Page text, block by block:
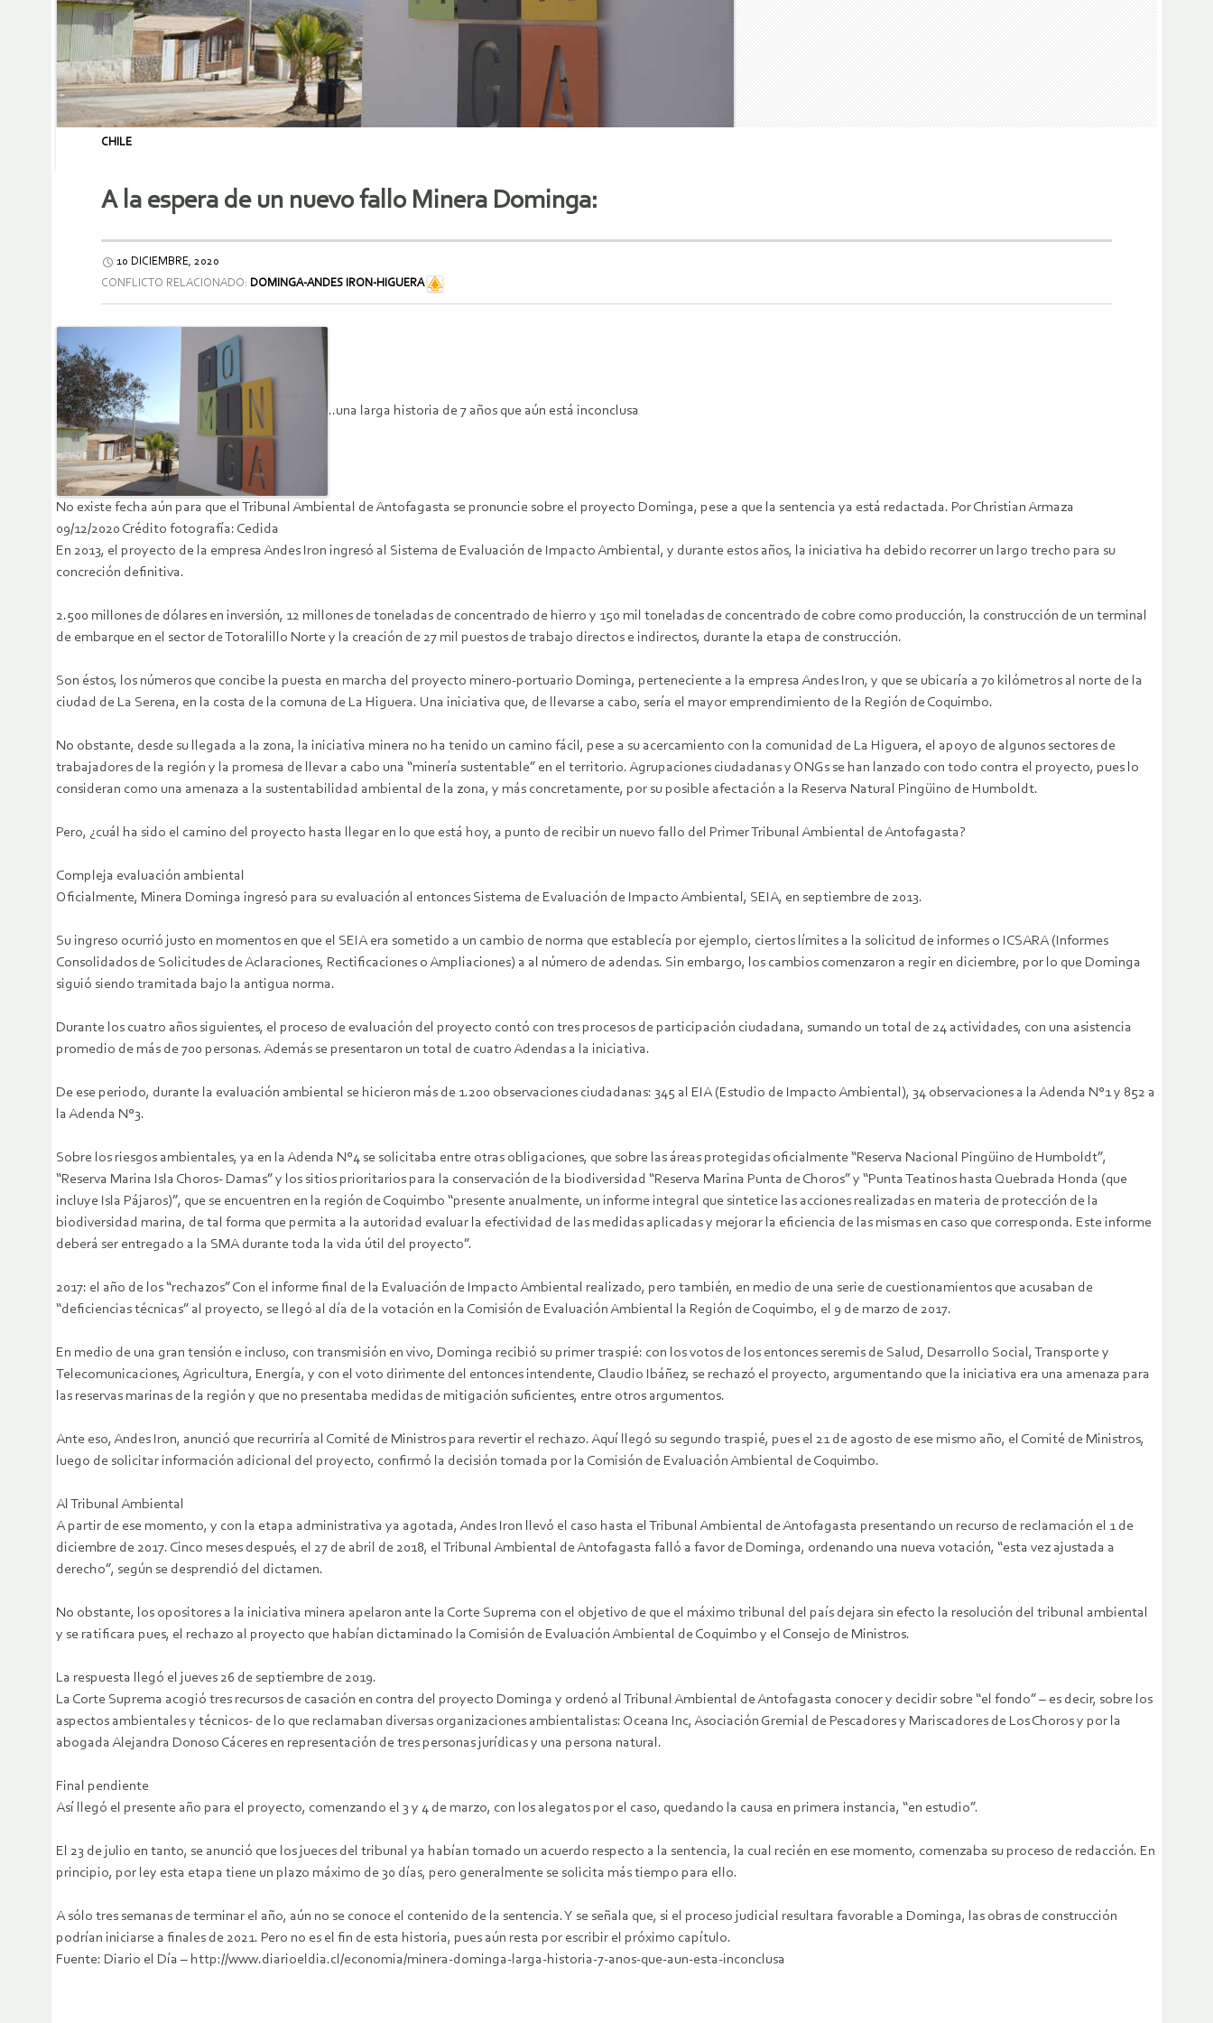
CHILE
A la espera de un nuevo fallo Minera Dominga:
10 DICIEMBRE, 2020
CONFLICTO RELACIONADO: DOMINGA-ANDES IRON-HIGUERA
..una larga historia de 7 años que aún está inconclusa
No existe fecha aún para que el Tribunal Ambiental de Antofagasta se pronuncie sobre el proyecto Dominga, pese a que la sentencia ya está redactada. Por Christian Armaza
09/12/2020 Crédito fotografía: Cedida
En 2013, el proyecto de la empresa Andes Iron ingresó al Sistema de Evaluación de Impacto Ambiental, y durante estos años, la iniciativa ha debido recorrer un largo trecho para su
concreción definitiva.
2.500 millones de dólares en inversión, 12 millones de toneladas de concentrado de hierro y 150 mil toneladas de concentrado de cobre como producción, la construcción de un terminal
de embarque en el sector de Totoralillo Norte y la creación de 27 mil puestos de trabajo directos e indirectos, durante la etapa de construcción.
Son éstos, los números que concibe la puesta en marcha del proyecto minero-portuario Dominga, perteneciente a la empresa Andes Iron, y que se ubicaría a 70 kilómetros al norte de la
ciudad de La Serena, en la costa de la comuna de La Higuera. Una iniciativa que, de llevarse a cabo, sería el mayor emprendimiento de la Región de Coquimbo.
No obstante, desde su llegada a la zona, la iniciativa minera no ha tenido un camino fácil, pese a su acercamiento con la comunidad de La Higuera, el apoyo de algunos sectores de
trabajadores de la región y la promesa de llevar a cabo una “minería sustentable” en el territorio. Agrupaciones ciudadanas y ONGs se han lanzado con todo contra el proyecto, pues lo
consideran como una amenaza a la sustentabilidad ambiental de la zona, y más concretamente, por su posible afectación a la Reserva Natural Pingüino de Humboldt.
Pero, ¿cuál ha sido el camino del proyecto hasta llegar en lo que está hoy, a punto de recibir un nuevo fallo del Primer Tribunal Ambiental de Antofagasta?
Compleja evaluación ambiental
Oficialmente, Minera Dominga ingresó para su evaluación al entonces Sistema de Evaluación de Impacto Ambiental, SEIA, en septiembre de 2013.
Su ingreso ocurrió justo en momentos en que el SEIA era sometido a un cambio de norma que establecía por ejemplo, ciertos límites a la solicitud de informes o ICSARA (Informes
Consolidados de Solicitudes de Aclaraciones, Rectificaciones o Ampliaciones) a al número de adendas. Sin embargo, los cambios comenzaron a regir en diciembre, por lo que Dominga
siguió siendo tramitada bajo la antigua norma.
Durante los cuatro años siguientes, el proceso de evaluación del proyecto contó con tres procesos de participación ciudadana, sumando un total de 24 actividades, con una asistencia
promedio de más de 700 personas. Además se presentaron un total de cuatro Adendas a la iniciativa.
De ese periodo, durante la evaluación ambiental se hicieron más de 1.200 observaciones ciudadanas: 345 al EIA (Estudio de Impacto Ambiental), 34 observaciones a la Adenda N°1 y 852 a
la Adenda N°3.
Sobre los riesgos ambientales, ya en la Adenda N°4 se solicitaba entre otras obligaciones, que sobre las áreas protegidas oficialmente “Reserva Nacional Pingüino de Humboldt”,
“Reserva Marina Isla Choros- Damas” y los sitios prioritarios para la conservación de la biodiversidad “Reserva Marina Punta de Choros” y “Punta Teatinos hasta Quebrada Honda (que
incluye Isla Pájaros)”, que se encuentren en la región de Coquimbo “presente anualmente, un informe integral que sintetice las acciones realizadas en materia de protección de la
biodiversidad marina, de tal forma que permita a la autoridad evaluar la efectividad de las medidas aplicadas y mejorar la eficiencia de las mismas en caso que corresponda. Este informe
deberá ser entregado a la SMA durante toda la vida útil del proyecto”.
2017: el año de los “rechazos” Con el informe final de la Evaluación de Impacto Ambiental realizado, pero también, en medio de una serie de cuestionamientos que acusaban de
“deficiencias técnicas” al proyecto, se llegó al día de la votación en la Comisión de Evaluación Ambiental la Región de Coquimbo, el 9 de marzo de 2017.
En medio de una gran tensión e incluso, con transmisión en vivo, Dominga recibió su primer traspié: con los votos de los entonces seremis de Salud, Desarrollo Social, Transporte y
Telecomunicaciones, Agricultura, Energía, y con el voto dirimente del entonces intendente, Claudio Ibáñez, se rechazó el proyecto, argumentando que la iniciativa era una amenaza para
las reservas marinas de la región y que no presentaba medidas de mitigación suficientes, entre otros argumentos.
Ante eso, Andes Iron, anunció que recurriría al Comité de Ministros para revertir el rechazo. Aquí llegó su segundo traspié, pues el 21 de agosto de ese mismo año, el Comité de Ministros,
luego de solicitar información adicional del proyecto, confirmó la decisión tomada por la Comisión de Evaluación Ambiental de Coquimbo.
Al Tribunal Ambiental
A partir de ese momento, y con la etapa administrativa ya agotada, Andes Iron llevó el caso hasta el Tribunal Ambiental de Antofagasta presentando un recurso de reclamación el 1 de
diciembre de 2017. Cinco meses después, el 27 de abril de 2018, el Tribunal Ambiental de Antofagasta falló a favor de Dominga, ordenando una nueva votación, “esta vez ajustada a
derecho”, según se desprendió del dictamen.
No obstante, los opositores a la iniciativa minera apelaron ante la Corte Suprema con el objetivo de que el máximo tribunal del país dejara sin efecto la resolución del tribunal ambiental
y se ratificara pues, el rechazo al proyecto que habían dictaminado la Comisión de Evaluación Ambiental de Coquimbo y el Consejo de Ministros.
La respuesta llegó el jueves 26 de septiembre de 2019.
La Corte Suprema acogió tres recursos de casación en contra del proyecto Dominga y ordenó al Tribunal Ambiental de Antofagasta conocer y decidir sobre “el fondo” – es decir, sobre los
aspectos ambientales y técnicos- de lo que reclamaban diversas organizaciones ambientalistas: Oceana Inc, Asociación Gremial de Pescadores y Mariscadores de Los Choros y por la
abogada Alejandra Donoso Cáceres en representación de tres personas jurídicas y una persona natural.
Final pendiente
Así llegó el presente año para el proyecto, comenzando el 3 y 4 de marzo, con los alegatos por el caso, quedando la causa en primera instancia, “en estudio”.
El 23 de julio en tanto, se anunció que los jueces del tribunal ya habían tomado un acuerdo respecto a la sentencia, la cual recién en ese momento, comenzaba su proceso de redacción. En
principio, por ley esta etapa tiene un plazo máximo de 30 días, pero generalmente se solicita más tiempo para ello.
A sólo tres semanas de terminar el año, aún no se conoce el contenido de la sentencia. Y se señala que, si el proceso judicial resultara favorable a Dominga, las obras de construcción
podrían iniciarse a finales de 2021. Pero no es el fin de esta historia, pues aún resta por escribir el próximo capítulo.
Fuente: Diario el Día – http://www.diarioeldia.cl/economia/minera-dominga-larga-historia-7-anos-que-aun-esta-inconclusa